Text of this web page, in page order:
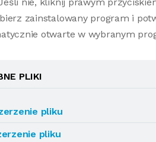
zainstalowany program i
otwarte w wybranym
PLIKI
pliku
pliku